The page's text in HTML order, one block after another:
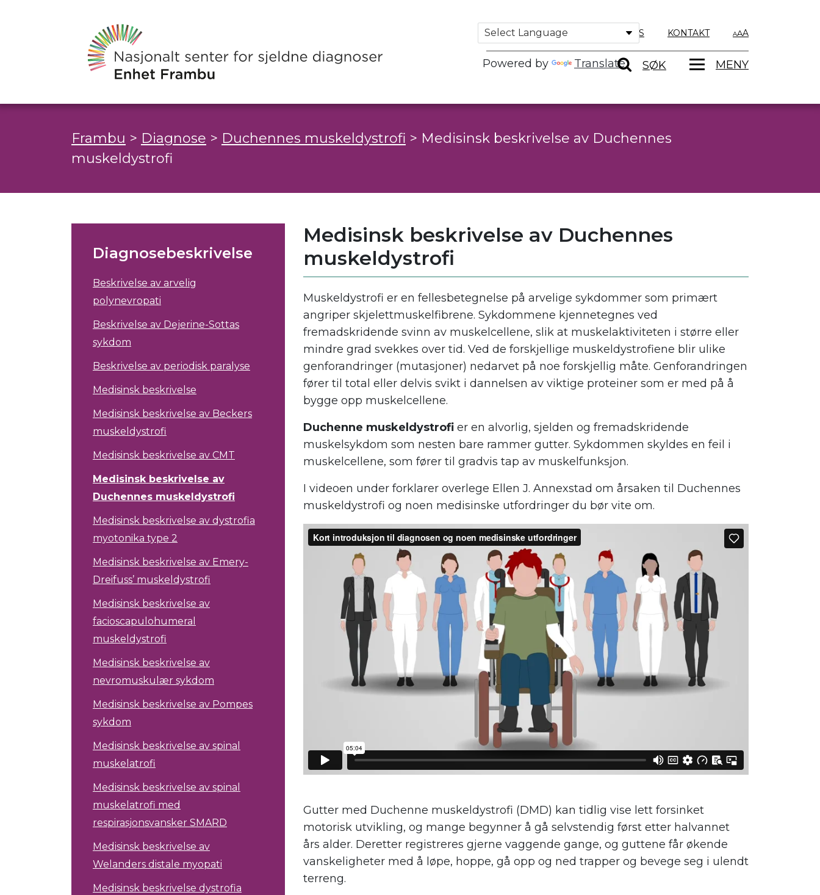
Powered by Translate
OM OSS KONTAKT A
SØK MENY
Frambu > Diagnose > Duchennes muskeldystrofi > Medisinsk beskrivelse av Duchennes
muskeldystrofi
Diagnosebeskrivelse
Beskrivelse av arvelig
polynevropati
Beskrivelse av Dejerine-Sottas
sykdom
Beskrivelse av periodisk paralyse
Medisinsk beskrivelse
Medisinsk beskrivelse av Beckers
muskeldystrofi
Medisinsk beskrivelse av CMT
Medisinsk beskrivelse av
Duchennes muskeldystrofi
Medisinsk beskrivelse av dystrofia
myotonika type 2
Medisinsk beskrivelse av Emery-
Dreifuss’ muskeldystrofi
Medisinsk beskrivelse av
facioscapulohumeral
muskeldystrofi
Medisinsk beskrivelse av
nevromuskulær sykdom
Medisinsk beskrivelse av Pompes
sykdom
Medisinsk beskrivelse av spinal
muskelatrofi
Medisinsk beskrivelse av spinal
muskelatrofi med
respirasjonsvansker SMARD
Medisinsk beskrivelse av
Welanders distale myopati
Medisinsk beskrivelse dystrofia
Medisinsk beskrivelse av Duchennes
muskeldystrofi
Muskeldystrofi er en fellesbetegnelse på arvelige sykdommer som primært
angriper skjelettmuskelfibrene. Sykdommene kjennetegnes ved
fremadskridende svinn av muskelcellene, slik at muskelaktiviteten i større eller
mindre grad svekkes over tid. Ved de forskjellige muskeldystrofiene blir ulike
genforandringer (mutasjoner) nedarvet på noe forskjellig måte. Genforandringen
fører til total eller delvis svikt i dannelsen av viktige proteiner som er med på å
bygge opp muskelcellene.
Duchenne muskeldystrofi er en alvorlig, sjelden og fremadskridende
muskelsykdom som nesten bare rammer gutter. Sykdommen skyldes en feil i
muskelcellene, som fører til gradvis tap av muskelfunksjon.
I videoen under forklarer overlege Ellen J. Annexstad om årsaken til Duchennes
muskeldystrofi og noen medisinske utfordringer du bør vite om.
Gutter med Duchenne muskeldystrofi (DMD) kan tidlig vise lett forsinket
motorisk utvikling, og mange begynner å gå selvstendig først etter halvannet
års alder. Deretter registreres gjerne vaggende gange, og guttene får økende
vanskeligheter med å løpe, hoppe, gå opp og ned trapper og bevege seg i ulendt
terreng.